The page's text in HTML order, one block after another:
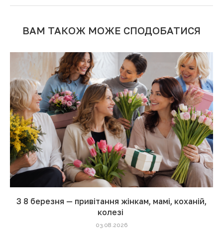
ВАМ ТАКОЖ МОЖЕ СПОДОБАТИСЯ
З 8 березня — привітання жінкам, мамі, коханій,
колезі
03.08.2026